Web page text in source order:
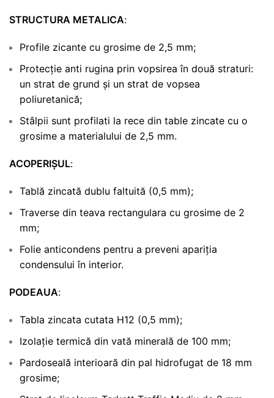
STRUCTURA METALICA:
Profile zicante cu grosime de 2,5 mm;
Protecție anti rugina prin vopsirea în două straturi:
un strat de grund și un strat de vopsea
poliuretanică;
Stâlpii sunt profilati la rece din table zincate cu o
grosime a materialului de 2,5 mm.
ACOPERIȘUL:
Tablă zincată dublu faltuită (0,5 mm);
Traverse din teava rectangulara cu grosime de 2
mm;
Folie anticondens pentru a preveni apariția
condensului în interior.
PODEAUA:
Tabla zincata cutata H12 (0,5 mm);
Izolație termică din vată minerală de 100 mm;
Pardoseală interioară din pal hidrofugat de 18 mm
grosime;